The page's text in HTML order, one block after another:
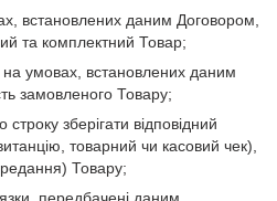
встановлених даним Договором,
та комплектний Товар;
умовах, встановлених даним
замовленого Товару;
зберігати відповідний
товарний чи касовий чек),
Товару;